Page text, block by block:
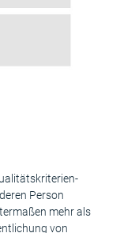
Person
mehr als
von